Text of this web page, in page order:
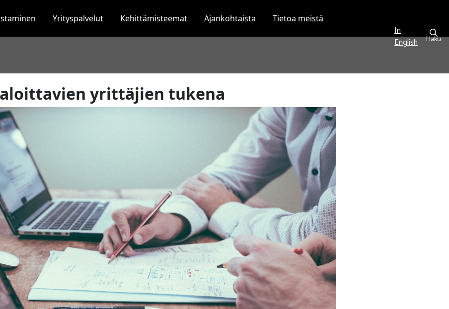
Yrityspalvelut Kehittämisteemat Ajankohtaista Tietoa meistä
In
English
Haku
yrittäjien tukena